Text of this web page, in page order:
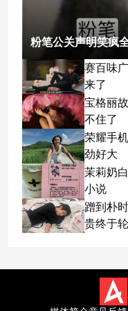
粉笔公关声明笑疯
赛百味
来了
宝格丽
不住了
荣耀手
劲好大
茉莉奶
小说
蹭到朴
贵终于